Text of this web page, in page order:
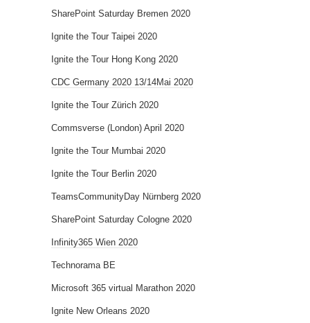
SharePoint Saturday Bremen 2020
Ignite the Tour Taipei 2020
Ignite the Tour Hong Kong 2020
CDC Germany 2020 13/14Mai 2020
Ignite the Tour Zürich 2020
Commsverse (London) April 2020
Ignite the Tour Mumbai 2020
Ignite the Tour Berlin 2020
TeamsCommunityDay Nürnberg 2020
SharePoint Saturday Cologne 2020
Infinity365 Wien 2020
Technorama BE
Microsoft 365 virtual Marathon 2020
Ignite New Orleans 2020